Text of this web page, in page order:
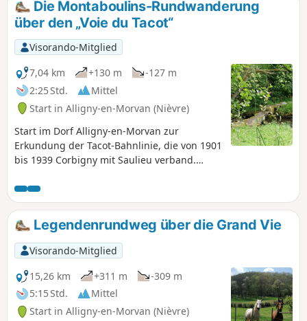
Die Montaboulins-Rundwanderung
über den „Voie du Tacot“
Visorando-Mitglied
7,04 km
+130 m
-127 m
2:25 Std.
Mittel
Start in Alligny-en-Morvan (Nièvre)
Start im Dorf Alligny-en-Morvan zur
Erkundung der Tacot-Bahnlinie, die von 1901
bis 1939 Corbigny mit Saulieu verband.
Château de la Tour d'Ocle hindurch und
nach Durchquerung des Waldes führt der
Rückweg über einen schönen Weg mit
herrlichem Blick auf eine Wiesenlandschaft
zurück ins Dorf.
Legendenrundweg über die Grand Vie
Visorando-Mitglied
15,26 km
+311 m
-309 m
5:15 Std.
Mittel
Start in Alligny-en-Morvan (Nièvre)